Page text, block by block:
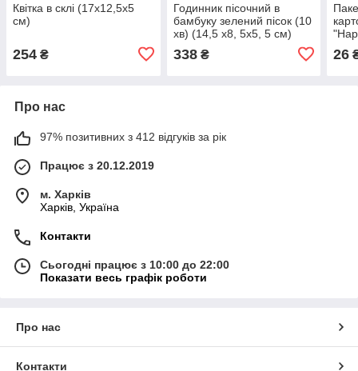
Квітка в склі (17х12,5х5
см)
254 ₴
Годинник пісочний в
бамбуку зелений пісок (10
хв) (14,5 х8, 5х5, 5 см)
338₴ 26
Про нас
97% позитивних з 412 відгуків за рік
Працює з 20.12.2019
м. Харків
Харків, Україна
Контакти
Сьогодні працює з 10:00 до 22:00
Показати весь графік роботи
Про нас
Контакти